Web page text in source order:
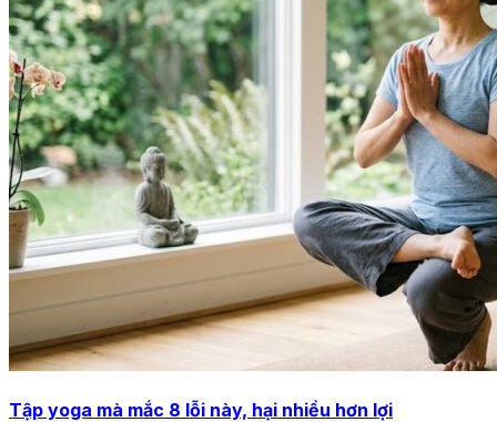
Tập yoga mà mắc 8 lỗi này, hại nhiều hơn lợi